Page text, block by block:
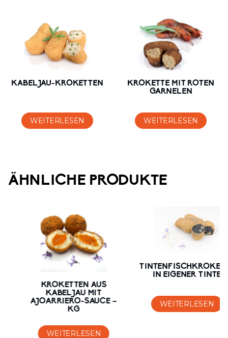
KABELJAU-KROKETTEN
WEITERLESEN
KROKETTE MIT ROTEN
GARNELEN
WEITERLESEN
ÄHNLICHE PRODUKTE
KROKETTEN AUS
KABELJAU MIT
AJOARRIERO-SAUCE –
WEITERLESEN
TINTENFISCHKROKETTE
IN EIGENER TINTE
WEITERLESEN